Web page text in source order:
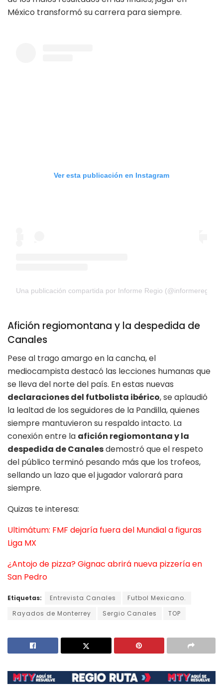
México transformó su carrera para siempre.
Ver esta publicación en Instagram
Una publicación compartida por Informe Regio (@informeregio)
Afición regiomontana y la despedida de
Canales
Pese al trago amargo en la cancha, el
mediocampista destacó las lecciones humanas que
se lleva del norte del país. En estas nuevas
declaraciones del futbolista ibérico, se aplaudió
la lealtad de los seguidores de la Pandilla, quienes
siempre mantuvieron su respaldo intacto. La
conexión entre la afición regiomontana y la
despedida de Canalesdemostró que el respeto
del público terminó pesando más que los trofeos,
sellando un lazo que el jugador valorará para
siempre.
Quizas te interesa:
Ultimátum: FMF dejaría fuera del Mundial a figuras
Liga MX
¿Antojo de pizza? Gignac abrirá nueva pizzería en
San Pedro
Etiquetas: Entrevista Canales
Futbol Mexicano.
Rayados de Monterrey
Sergio Canales TOP